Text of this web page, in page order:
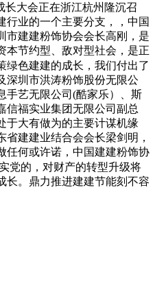
长大会正在浙江杭州隆沉召
行业的一个主要分支，，中国
市建建粉饰协会会长高刚，是
本节约型、敌对型社会，是正
绿色建建的成长，我们付出了
深圳市洪涛粉饰股份无限公
手艺无限公司(酷家乐）、斯
信福实业集团无限公司副总
于大有做为的主要计谋机缘
建建业结合会会长梁剑明，
任何或许诺，中国建建粉饰协
党的，对财产的转型升级将
长。鼎力推进建建节能刻不容